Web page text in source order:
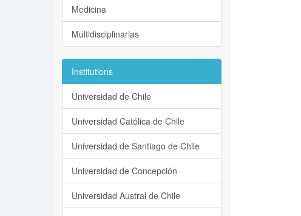
Medicina
Multidisciplinarias
Institutions
Universidad de Chile
Universidad Católica de Chile
Universidad de Santiago de Chile
Universidad de Concepción
Universidad Austral de Chile